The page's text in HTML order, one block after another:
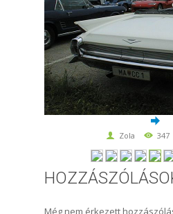
Zola 347
Még nem érkezett